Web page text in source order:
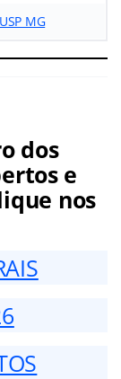
MG
dos
e
nos